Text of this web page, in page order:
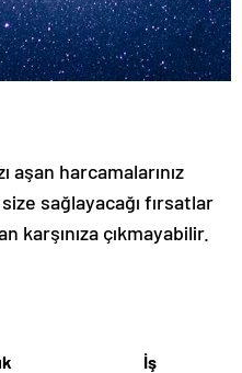
aşan harcamalarınız
sağlayacağı fırsatlar
karşınıza çıkmayabilir.
İş